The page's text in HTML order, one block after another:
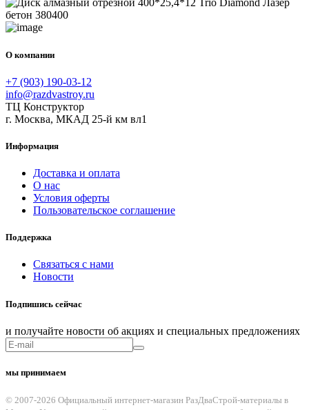
О компании
+7 (903) 190-03-12
info@razdvastroy.ru
ТЦ Конструктор
г. Москва, МКАД 25-й км вл1
Информация
Доставка и оплата
О нас
Условия оферты
Пользовательское соглашение
Поддержка
Связаться с нами
Новости
Подпишись сейчас
и получайте новости об акциях и специальных предложениях
мы принимаем
© 2007-2026 Официальный интернет-магазин РазДваСтрой-материалы в